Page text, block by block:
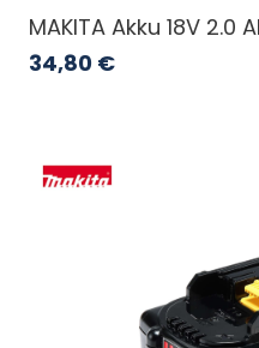
MAKITA Akku 18V 2.0
34,80 €